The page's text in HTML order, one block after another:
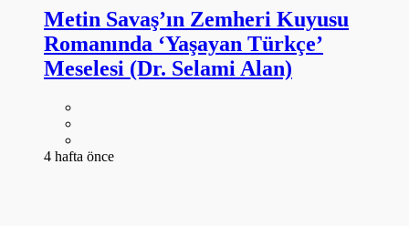
Metin Savaş’ın Zemheri Kuyusu
Romanında ‘Yaşayan Türkçe’
Meselesi (Dr. Selami Alan)
4 hafta önce